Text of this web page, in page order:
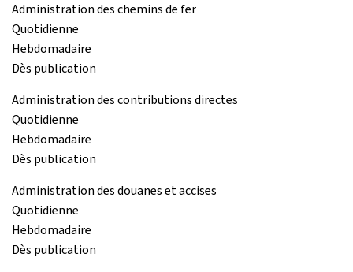
Administration des chemins de fer
Quotidienne
Hebdomadaire
Dès publication
Administration des contributions directes
Quotidienne
Hebdomadaire
Dès publication
Administration des douanes et accises
Quotidienne
Hebdomadaire
Dès publication